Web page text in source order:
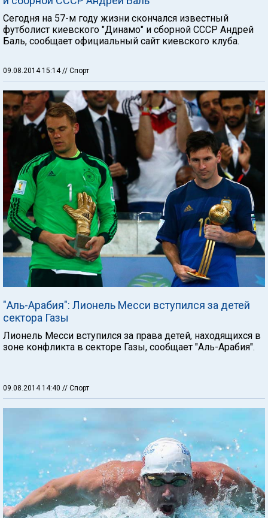
Сегодня на 57-м году жизни скончался известный
футболист киевского "Динамо" и сборной СССР Андрей
Баль, сообщает официальный сайт киевского клуба.
09.08.2014 15:14 // Спорт
"Аль-Арабия": Лионель Месси вступился за детей
сектора Газы
Лионель Месси вступился за права детей, находящихся в
зоне конфликта в секторе Газы, сообщает "Аль-Арабия".
09.08.2014 14:40 // Спорт